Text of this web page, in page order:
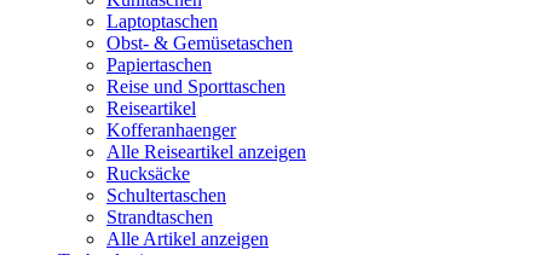
Laptoptaschen
Obst- & Gemüsetaschen
Papiertaschen
Reise und Sporttaschen
Reiseartikel
Kofferanhaenger
Alle Reiseartikel anzeigen
Rucksäcke
Schultertaschen
Strandtaschen
Alle Artikel anzeigen